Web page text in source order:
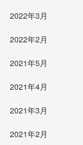
2022年3月
2022年2月
2021年5月
2021年4月
2021年3月
2021年2月